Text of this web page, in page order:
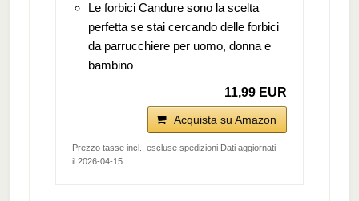
Le forbici Candure sono la scelta
perfetta se stai cercando delle forbici
da parrucchiere per uomo, donna e
bambino
11,99 EUR
Acquista su Amazon
Prezzo tasse incl., escluse spedizioni Dati aggiornati
il 2026-04-15